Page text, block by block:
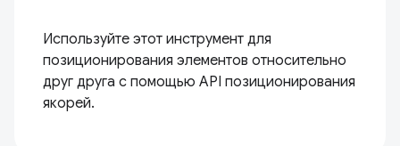
Используйте этот инструмент для
позиционирования элементов относительно
друг друга с помощью API позиционирования
якорей.